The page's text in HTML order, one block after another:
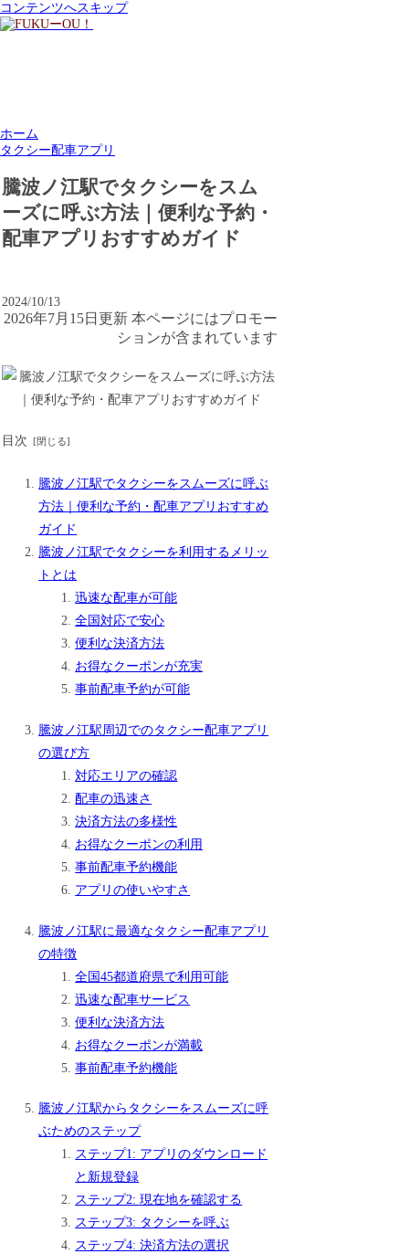
コンテンツへスキップ
ホーム
タクシー配車アプリ
騰波ノ江駅でタクシーをスム
ーズに呼ぶ方法｜便利な予約・
配車アプリおすすめガイド
2024/10/13
2026年7月15日更新 本ページにはプロモー
ションが含まれています
目次
騰波ノ江駅でタクシーをスムーズに呼ぶ
方法｜便利な予約・配車アプリおすすめ
ガイド
騰波ノ江駅でタクシーを利用するメリッ
トとは
迅速な配車が可能
全国対応で安心
便利な決済方法
お得なクーポンが充実
事前配車予約が可能
騰波ノ江駅周辺でのタクシー配車アプリ
の選び方
対応エリアの確認
配車の迅速さ
決済方法の多様性
お得なクーポンの利用
事前配車予約機能
アプリの使いやすさ
騰波ノ江駅に最適なタクシー配車アプリ
の特徴
全国45都道府県で利用可能
迅速な配車サービス
便利な決済方法
お得なクーポンが満載
事前配車予約機能
騰波ノ江駅からタクシーをスムーズに呼
ぶためのステップ
ステップ1: アプリのダウンロード
と新規登録
ステップ2: 現在地を確認する
ステップ3: タクシーを呼ぶ
ステップ4: 決済方法の選択